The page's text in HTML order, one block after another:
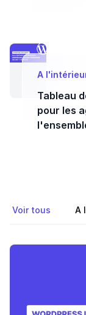
A
Tableau
pour les
Voir tous A